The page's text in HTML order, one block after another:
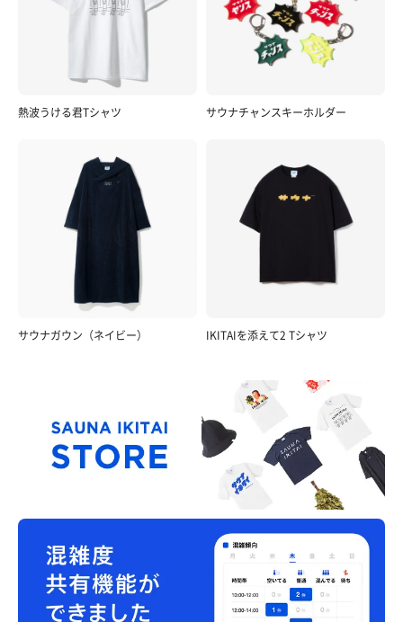
熱波うける君Tシャツ サウナチャンスキーホルダー
サウナガウン（ネイビー） IKITAIを添えて2 Tシャツ